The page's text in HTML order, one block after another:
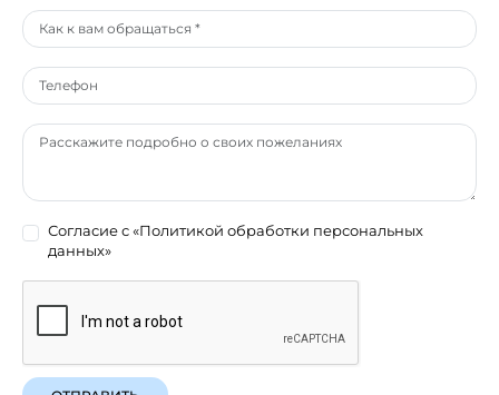
Согласие с«Политикой обработки персональных
данных»